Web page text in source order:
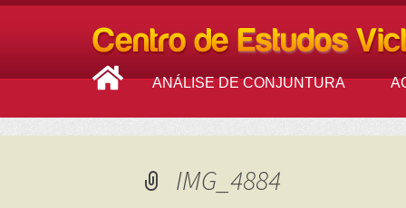
ANÁLISE DE CONJUNTURA
IMG_4884